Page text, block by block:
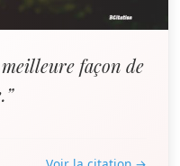
façon de